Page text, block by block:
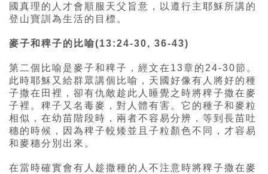
國真理的人才會順服天父旨意，以遵行主耶穌所講的
登山寶訓為生活的目標。
麥子和稗子的比喻(13:24-30, 36-43)
第二個比喻是麥子和稗子，經文在13章的24-30節。
此時耶穌又給群眾講個比喻，天國好像有人將好的種
子撒在田裡，卻有仇敵趁此人睡覺之時將稗子撒在麥
子裡。稗子又名毒麥，對人體有害。它的種子和麥粒
相似，在幼苗階段時，兩者不容易分辨，等到長苗吐
穗的時候，因為稗子較矮並且子粒顏色不同，才容易
和麥穗分別出來。
在當時確實會有人趁撒種的人不注意時將稗子撒在麥